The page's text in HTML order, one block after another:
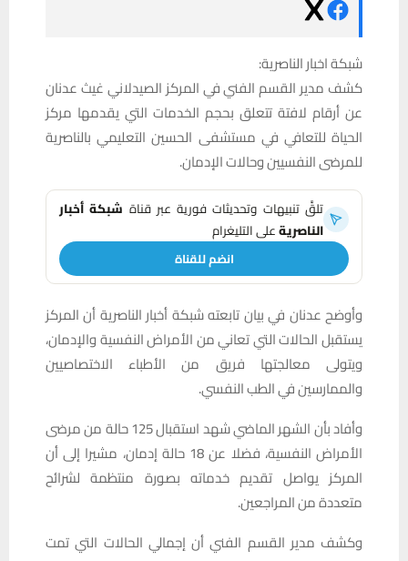
شبكة اخبار الناصرية:
كشف مدير القسم الفني في المركز الصيدلاني غيث عدنان
عن أرقام لافتة تتعلق بحجم الخدمات التي يقدمها مركز
الحياة للتعافي في مستشفى الحسين التعليمي بالناصرية
للمرضى النفسيين وحالات الإدمان.
تلقَّ تنبيهات وتحديثات فورية عبر قناة شبكة أخبار
الناصريةعلى التليغرام
انضم للقناة
وأوضح عدنان في بيان تابعته شبكة أخبار الناصرية أن المركز
يستقبل الحالات التي تعاني من الأمراض النفسية والإدمان،
ويتولى معالجتها فريق من الأطباء الاختصاصيين
والممارسين في الطب النفسي.
وأفاد بأن الشهر الماضي شهد استقبال 125 حالة من مرضى
الأمراض النفسية، فضلا عن 18 حالة إدمان، مشيرا إلى أن
المركز يواصل تقديم خدماته بصورة منتظمة لشرائح
متعددة من المراجعين.
وكشف مدير القسم الفني أن إجمالي الحالات التي تمت